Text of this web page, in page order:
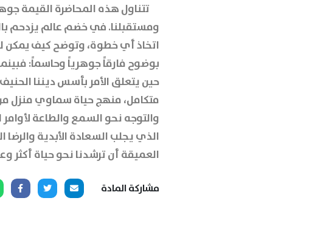
تتناول هذه المحاضرة القيمة
ومستقبلنا. في خضم عالم يزدحم
اتخاذ أي خطوة، وتوضح كيف يمكن
بوضوح فارقاً جوهرياً وحاسماً: فبينما
حين يتعلق الأمر بأسس ديننا
متكامل، منهج حياة سماوي منزل
والتوجه نحو السمع والطاعة لأوامر
الذي يجلب السعادة الأبدية
العميقة أن ترشدنا نحو حياة أكثر
مشاركة المادة